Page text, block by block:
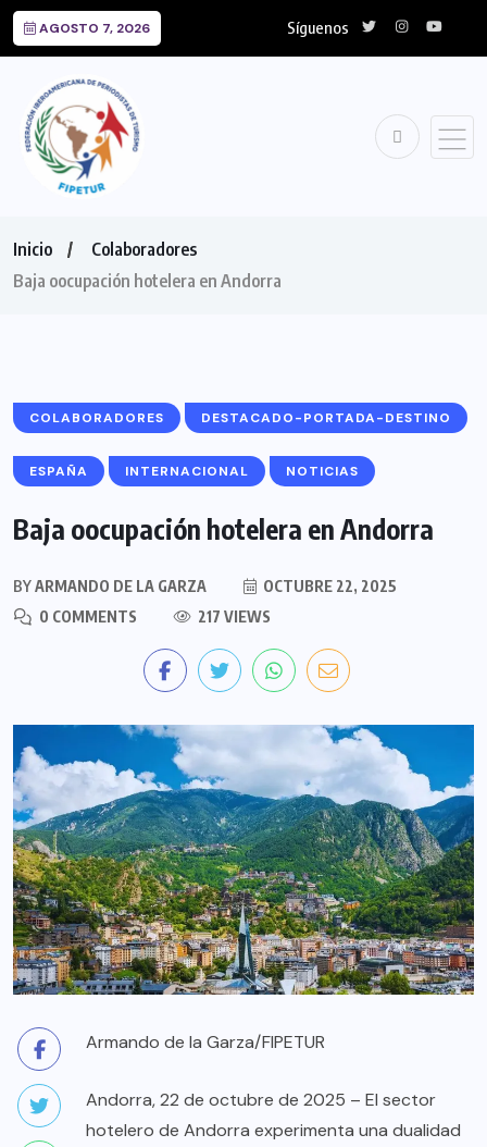
AGOSTO 7, 2026 Síguenos
Inicio
Colaboradores
Baja oocupación hotelera en Andorra
COLABORADORES DESTACADO-PORTADA-DESTINO
ESPAÑA INTERNACIONAL NOTICIAS
Baja oocupación hotelera en Andorra
BYARMANDO DE LA GARZA
OCTUBRE 22, 2025
0 COMMENTS
217 VIEWS
Armando de la Garza/FIPETUR
Andorra, 22 de octubre de 2025 – El sector
hotelero de Andorra experimenta una dualidad